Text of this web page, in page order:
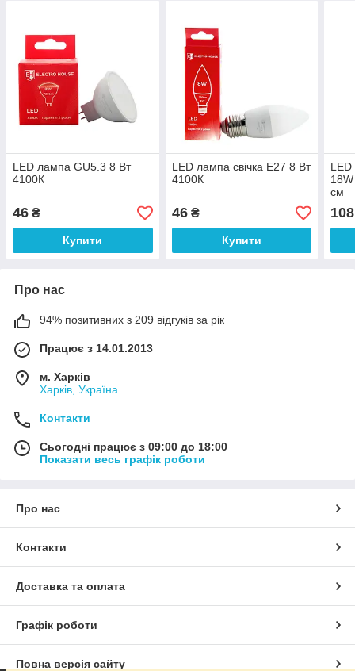
LED лампа GU5.3 8 Вт
4100К
46 ₴
Купити
LED лампа свічка E27 8 Вт
4100К
46₴
Купити
LED
см
108
Про нас
94% позитивних з 209 відгуків за рік
Працює з 14.01.2013
м. Харків
Харків, Україна
Контакти
Сьогодні працює з 09:00 до 18:00
Показати весь графік роботи
Про нас
Контакти
Доставка та оплата
Графік роботи
Повна версія сайту